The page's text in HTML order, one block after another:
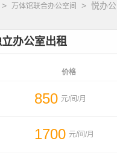
> 万体馆联合办公空间 > 悦办
办公室出租
价格
850 元/间/月
1700 元/间/月